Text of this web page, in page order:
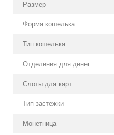
Размер
Форма кошелька
Тип кошелька
Отделения для денег
Слоты для карт
Тип застежки
Монетница